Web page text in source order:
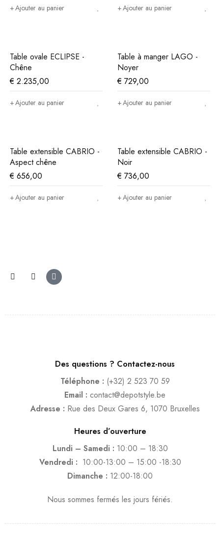
Ajouter au panier Ajouter au panier
Table ovale ECLIPSE -
Chêne
€ 2.235,00
Ajouter au panier
Table à manger LAGO -
Noyer
€ 729,00
Ajouter au panier
Table extensible CABRIO -
Aspect chêne
€ 656,00
Ajouter au panier
Table extensible CABRIO -
Noir
€ 736,00
Ajouter au panier
Des questions ? Contactez-nous
Téléphone : (+32) 2 523 70 59
Email : contact@depotstyle.be
Adresse : Rue des Deux Gares 6, 1070 Bruxelles
Heures d’ouverture
Lundi – Samedi : 10:00 – 18:30
Vendredi : 10:00-13:00 – 15:00 -18:30
Dimanche : 12:00-18:00
Nous sommes fermés les jours fériés.